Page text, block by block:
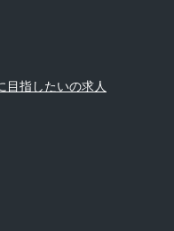
目指したいの求人